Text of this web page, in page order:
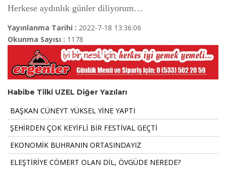
Herkese aydınlık günler diliyorum…
Yayınlanma Tarihi : 2022-7-18 13:36:06
Okunma Sayısı : 1178
Habibe Tilki UZEL Diğer Yazıları
BAŞKAN CÜNEYT YÜKSEL YİNE YAPTI
ŞEHİRDEN ÇOK KEYİFLİ BİR FESTİVAL GEÇTİ
EKONOMİK BUHRANIN ORTASINDAYIZ
ELEŞTİRİYE CÖMERT OLAN DİL, ÖVGÜDE NEREDE?